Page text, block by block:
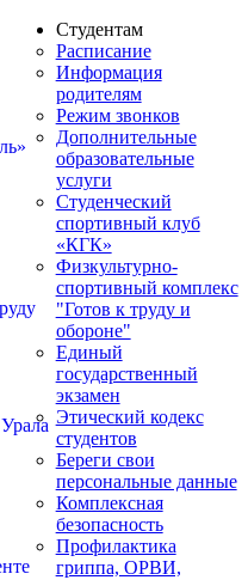
Студентам
Расписание
Информация
родителям
Режим звонков
Дополнительные
образовательные
услуги
Студенческий
спортивный клуб
«КГК»
Физкультурно-
спортивный комплекс
"Готов к труду и
обороне"
Единый
государственный
экзамен
Этический кодекс
студентов
Береги свои
персональные данные
Комплексная
безопасность
Профилактика
гриппа, ОРВИ,